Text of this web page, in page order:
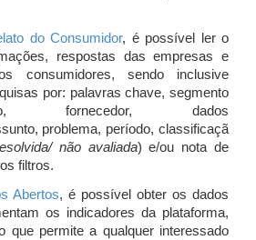
do Consumidor, é possível ler o
respostas das empresas e
consumidores, sendo inclusive
por: palavras chave, segmento
fornecedor, dados
problema, período, classificaçã
não avaliada) e/ou nota de
filtros.
Abertos, é possível obter os dados
os indicadores da plataforma,
que permite a qualquer interessado